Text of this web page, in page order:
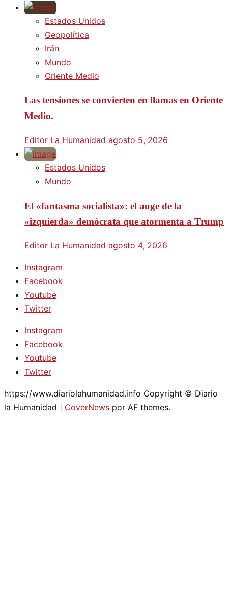
Estados Unidos
Geopolítica
Irán
Mundo
Oriente Medio
Las tensiones se convierten en llamas en Oriente
Medio.
Editor La Humanidad agosto 5, 2026
Estados Unidos
Mundo
El «fantasma socialista»: el auge de la
«izquierda» demócrata que atormenta a Trump
Editor La Humanidad agosto 4, 2026
Instagram
Facebook
Youtube
Twitter
Instagram
Facebook
Youtube
Twitter
https://www.diariolahumanidad.info Copyright © Diario
la Humanidad
CoverNews por AF themes.